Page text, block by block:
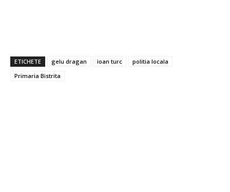
ETICHETE gelu dragan ioan turc
politia locala
Primaria Bistrita